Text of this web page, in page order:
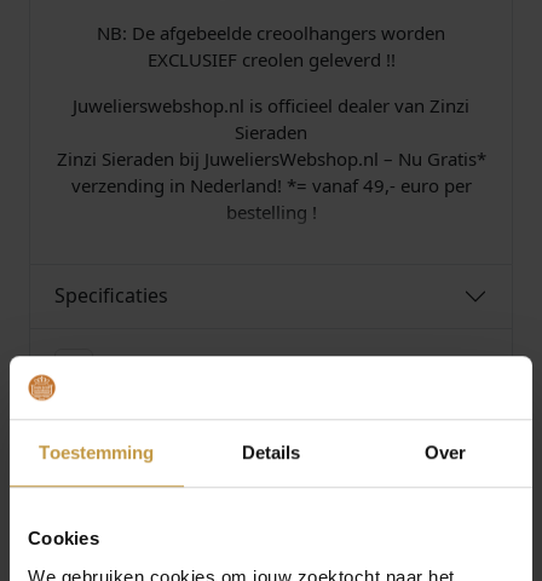
Toestemming Details Over
Cookies
We gebruiken cookies om jouw zoektocht naar het
NB: De afgebeelde creoolhangers worden
EXCLUSIEF creolen geleverd !!
Juwelierswebshop.nl is officieel dealer van Zinzi
Sieraden
Zinzi Sieraden bij JuweliersWebshop.nl – Nu Gratis*
verzending in Nederland! *= vanaf 49,- euro per
bestelling !
Specificaties
MEER VAN ZINZI SIERADEN